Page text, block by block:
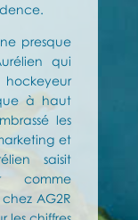
presque
qui
à haut
les
et
saisit
comme
AG2R